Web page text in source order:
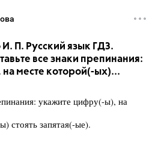
П. Русский язык ГДЗ.
все знаки препинания:
месте которой(-ых)...
укажите цифру(-ы), на
стоять запятая(-ые).